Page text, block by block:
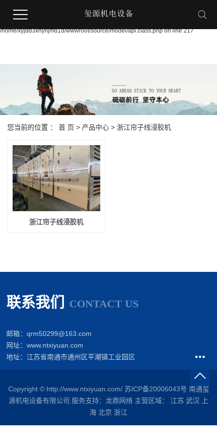
file_put_contents(/home/xyjdd3xnynjmd1d/wwwroot/source/cache/
/home/xyjdd3xnynjmd1d/wwwroot/source/model/api.class.php on line 217
您当前的位置 ： 首 页 > 产品中心 > 浙江帘子线浸胶机
浙江帘子线浸胶机
联系我们 CONTACT US
邮箱：qrm50299@163.com
网址：www.ntxiyuan.com
地址：江苏省南通市通州区平潮镇工业园区
Copyright © http://www.ntxiyuan.com/ 苏ICP备20006043号 南通玺
源机电设备有限公司 服务支持： 龙鼎网络 主营区域： 江苏 武汉
上
海 北京 浙江